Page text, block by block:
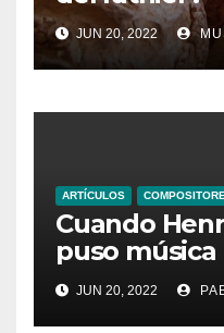
JUN 20, 2022
ARTÍCULOS
Cuando
puso
JUN 20, 2022